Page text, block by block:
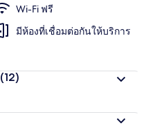
Wi-Fi ฟรี
มีห้องที่เชื่อมต่อกันให้บริการ
(12)